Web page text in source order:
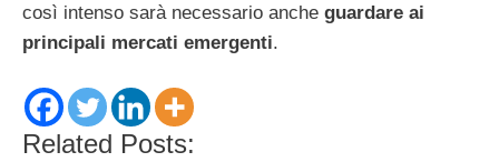
così intenso sarà necessario anche guardare ai
principali mercati emergenti.
Related Posts: